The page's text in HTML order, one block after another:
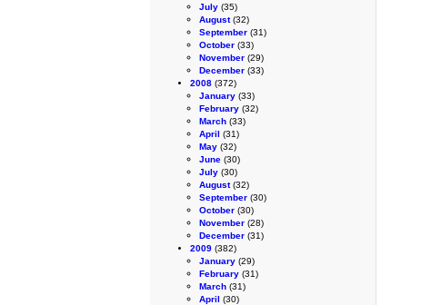
July (35)
August(32)
September (31)
October (33)
November (29)
December (33)
2008 (372)
January (33)
February (32)
March (33)
April (31)
May (32)
June (30)
July (30)
August(32)
September (30)
October (30)
November (28)
December (31)
2009 (382)
January (29)
February (31)
March (31)
April (30)